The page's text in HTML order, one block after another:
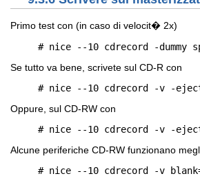
Primo test con (in caso di velocit� 2x)
# nice --10 cdrecord -dummy
Se tutto va bene, scrivete sul CD-R con
# nice --10 cdrecord -v -
Oppure, sul CD-RW con
# nice --10 cdrecord -v -
Alcune periferiche CD-RW funzionano
# nice --10 cdrecord -v